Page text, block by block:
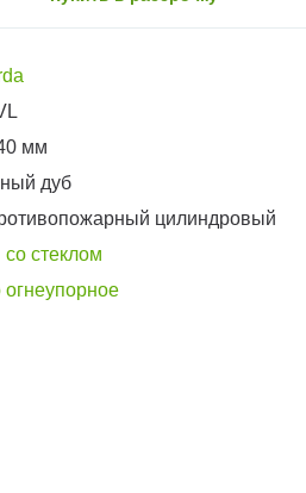
мм
дуб
цилиндровый
со стеклом
огнеупорное